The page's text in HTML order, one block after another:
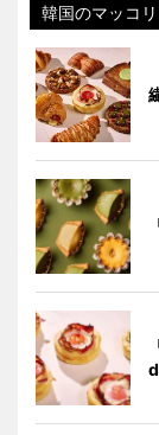
韓国のマッコ